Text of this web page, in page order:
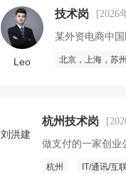
Leo
技术岗 [2026
某外资电商中
北京，上海，苏
刘洪建
杭州技术岗
做支付的一家创业
杭州 IT/通讯/互